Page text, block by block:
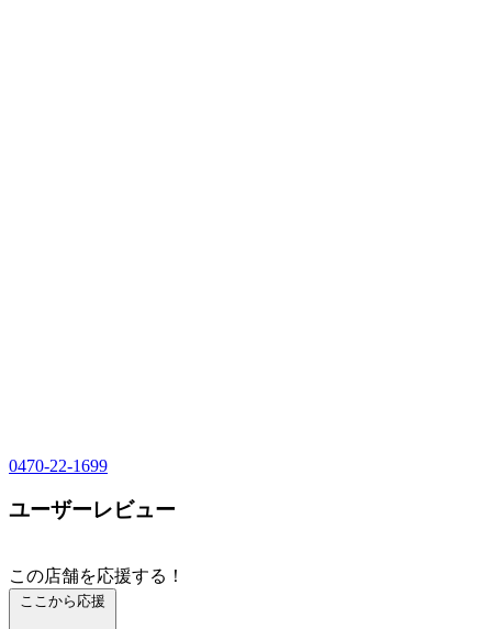
0470-22-1699
ユーザーレビュー
この店舗を応援する！
ここから応援